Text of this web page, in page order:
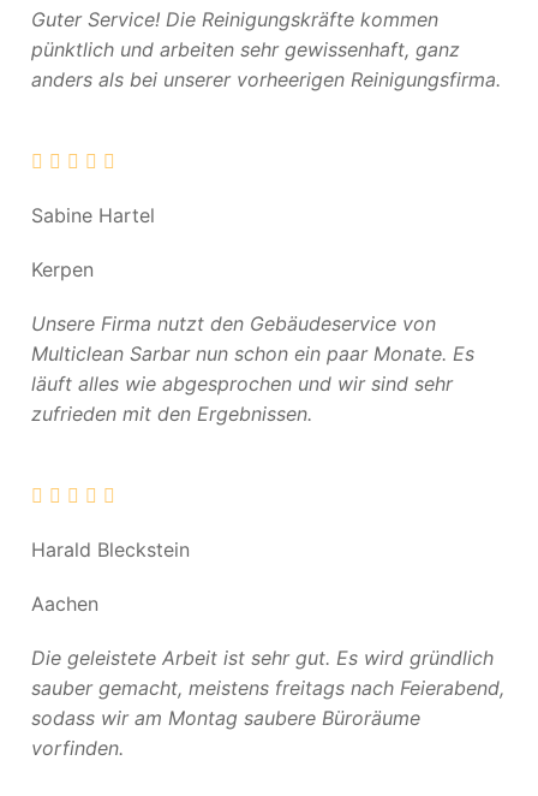
Guter Service! Die Reinigungskräfte kommen
pünktlich und arbeiten sehr gewissenhaft, ganz
anders als bei unserer vorheerigen Reinigungsfirma.
Sabine Hartel
Kerpen
Unsere Firma nutzt den Gebäudeservice von
Multiclean Sarbar nun schon ein paar Monate. Es
läuft alles wie abgesprochen und wir sind sehr
zufrieden mit den Ergebnissen.
Harald Bleckstein
Aachen
Die geleistete Arbeit ist sehr gut. Es wird gründlich
sauber gemacht, meistens freitags nach Feierabend,
sodass wir am Montag saubere Büroräume
vorfinden.